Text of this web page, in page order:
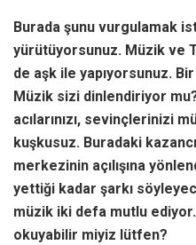
Burada şunu vurgulamak
yürütüyorsunuz. Müzik ve
de aşk ile yapıyorsunuz.
Müzik sizi dinlendiriyor
acılarınızı, sevinçlerinizi
kuşkusuz. Buradaki
merkezinin açılışına
yettiği kadar şarkı
müzik iki defa mutlu ediyor.
okuyabilir miyiz lütfen?